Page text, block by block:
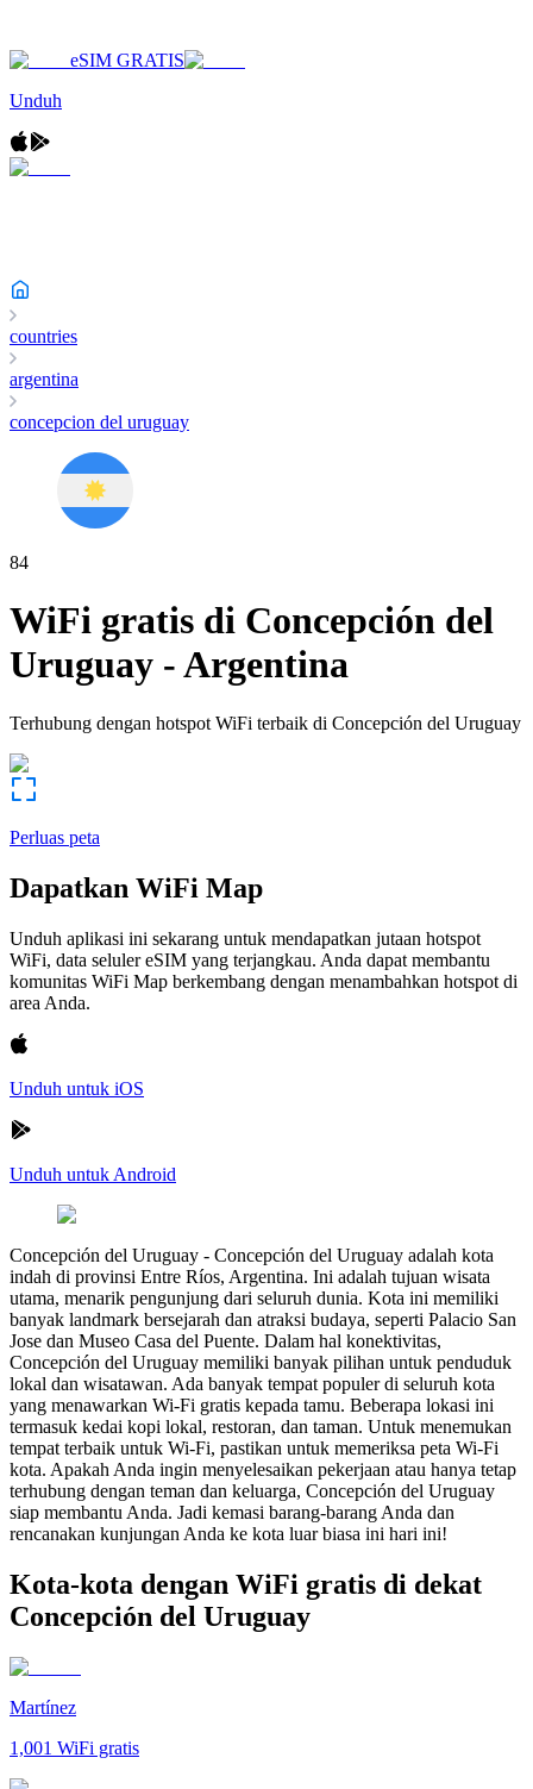
eSIM GRATIS
Unduh
countries
argentina
concepcion del uruguay
84
WiFi gratis di Concepción del
Uruguay -Argentina
Terhubung dengan hotspot WiFi terbaik di Concepción del Uruguay
Perluas peta
Dapatkan WiFi Map
Unduh aplikasi ini sekarang untuk mendapatkan jutaan hotspot
WiFi, data seluler eSIM yang terjangkau. Anda dapat membantu
komunitas WiFi Map berkembang dengan menambahkan hotspot di
area Anda.
Unduh untuk iOS
Unduh untuk Android
Concepción del Uruguay - Concepción del Uruguay adalah kota
indah di provinsi Entre Ríos, Argentina. Ini adalah tujuan wisata
utama, menarik pengunjung dari seluruh dunia. Kota ini memiliki
banyak landmark bersejarah dan atraksi budaya, seperti Palacio San
Jose dan Museo Casa del Puente. Dalam hal konektivitas,
Concepción del Uruguay memiliki banyak pilihan untuk penduduk
lokal dan wisatawan. Ada banyak tempat populer di seluruh kota
yang menawarkan Wi-Fi gratis kepada tamu. Beberapa lokasi ini
termasuk kedai kopi lokal, restoran, dan taman. Untuk menemukan
tempat terbaik untuk Wi-Fi, pastikan untuk memeriksa peta Wi-Fi
kota. Apakah Anda ingin menyelesaikan pekerjaan atau hanya tetap
terhubung dengan teman dan keluarga, Concepción del Uruguay
siap membantu Anda. Jadi kemasi barang-barang Anda dan
rencanakan kunjungan Anda ke kota luar biasa ini hari ini!
Kota-kota dengan WiFi gratis di dekat
Concepción del Uruguay
Martínez
1,001 WiFi gratis